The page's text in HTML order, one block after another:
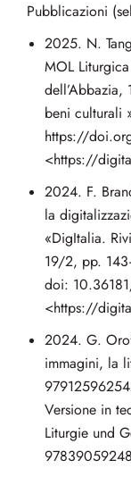
Pubblicazioni
2025. N.
MOL
dell’Abbazia,
beni
https://
<https://
2024. F.
la
«DigItalia.
19/2, pp.
doi:
<https://
2024. G.
immagini, la
Versione in
Liturgie und